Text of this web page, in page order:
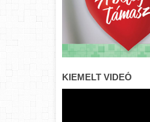
KIEMELT VIDEÓ